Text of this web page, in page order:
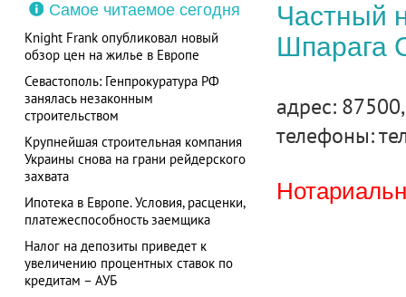
Самое читаемое сегодня
Knight Frank опубликовал новый
обзор цен на жилье в Европе
Севастополь: Генпрокуратура РФ
занялась незаконным
строительством
Крупнейшая строительная компания
Украины снова на грани рейдерского
захвата
Ипотека в Европе. Условия, расценки,
платежеспособность заемщика
Налог на депозиты приведет к
увеличению процентных ставок по
кредитам – АУБ
Частный
Шпарага
адрес:
телефоны: